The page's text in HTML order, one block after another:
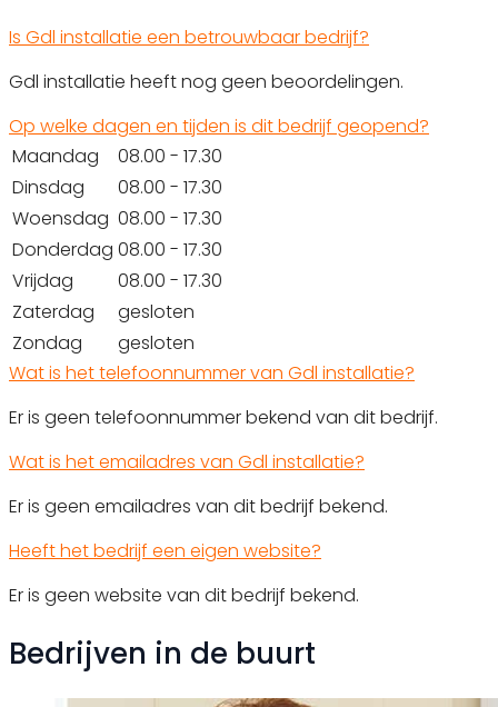
Is Gdl installatie een betrouwbaar bedrijf?
Gdl installatie heeft nog geen beoordelingen.
Op welke dagen en tijden is dit bedrijf geopend?
Maandag
08.00 - 17.30
Dinsdag
08.00 - 17.30
Woensdag 08.00 - 17.30
Donderdag 08.00 - 17.30
Vrijdag
08.00 - 17.30
Zaterdag
gesloten
Zondag
gesloten
Wat is het telefoonnummer van Gdl installatie?
Er is geen telefoonnummer bekend van dit bedrijf.
Wat is het emailadres van Gdl installatie?
Er is geen emailadres van dit bedrijf bekend.
Heeft het bedrijf een eigen website?
Er is geen website van dit bedrijf bekend.
Bedrijven in de buurt